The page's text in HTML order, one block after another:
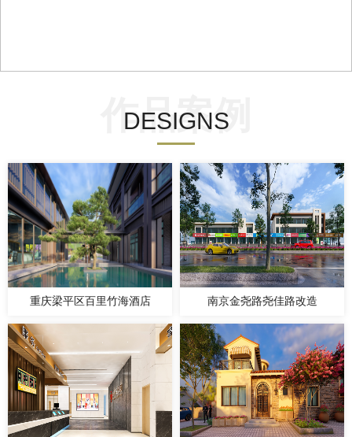
作品案例
DESIGNS
重庆梁平区百里竹海酒店 南京金尧路尧佳路改造